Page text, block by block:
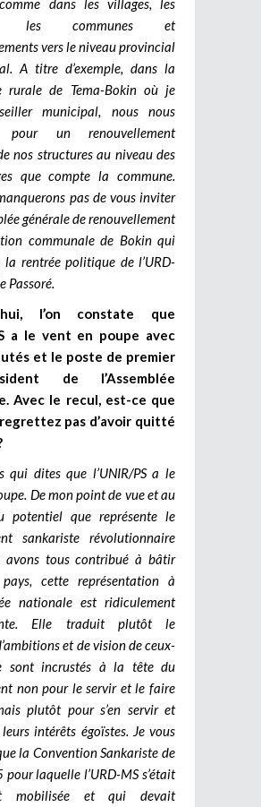
les communes et
vers le niveau provincial
A titre d’exemple, dans la
rurale de Tema-Bokin où je
municipal, nous nous
pour un renouvellement
nos structures au niveau des
que compte la commune.
pas de vous inviter
générale de renouvellement
communale de Bokin qui
la rentrée politique de l’URD-
Passoré.
l’on constate que
a le vent en poupe avec
et le poste de premier
de l’Assemblée
Avec le recul, est-ce que
pas d’avoir quitté
qui dites que l’UNIR/PS a le
De mon point de vue et au
potentiel que représente le
sankariste révolutionnaire
avons tous contribué à bâtir
cette représentation à
nationale est ridiculement
Elle traduit plutôt le
et de vision de ceux-
sont incrustés à la tête du
non pour le servir et le faire
plutôt pour s’en servir et
intérêts égoïstes. Je vous
la Convention Sankariste de
laquelle l’URD-MS s’était
mobilisée et qui devait